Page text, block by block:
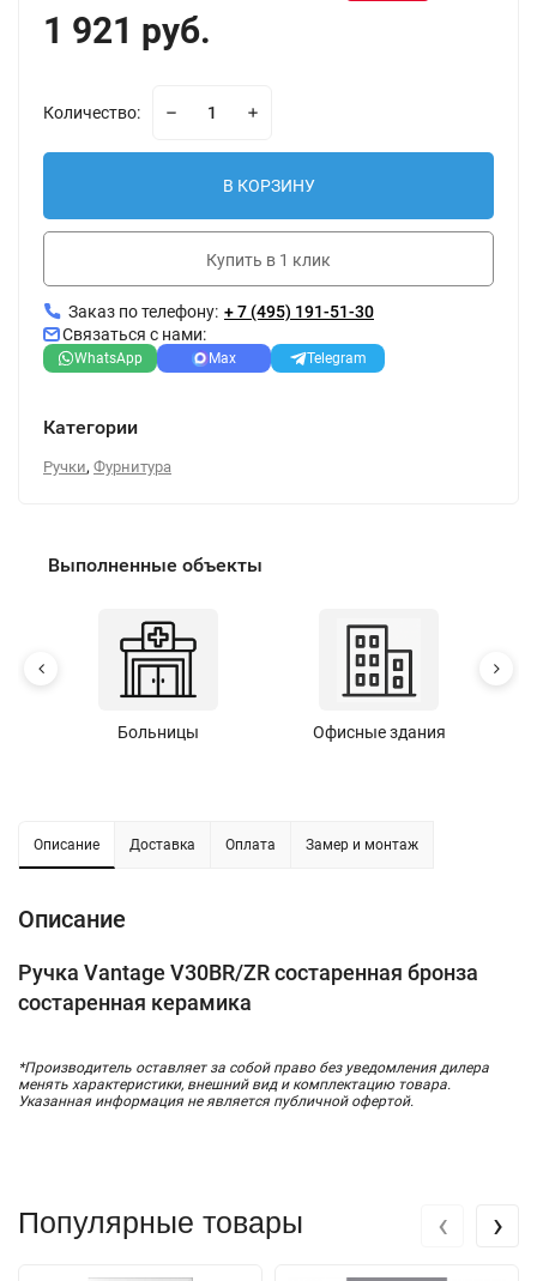
1 921 руб.
Количество:
В КОРЗИНУ
Купить в 1 клик
Заказ по телефону: + 7 (495) 191-51-30
Связаться с нами:
WhatsApp Max Telegram
Категории
Ручки, Фурнитура
Выполненные объекты
Больницы Офисные здания
Описание Доставка Оплата Замер и монтаж
Описание
Ручка Vantage V30BR/ZR состаренная бронза
состаренная керамика
*Производитель оставляет за собой право без уведомления дилера
менять характеристики, внешний вид и комплектацию товара.
Указанная информация не является публичной офертой.
Популярные товары ‹ ›